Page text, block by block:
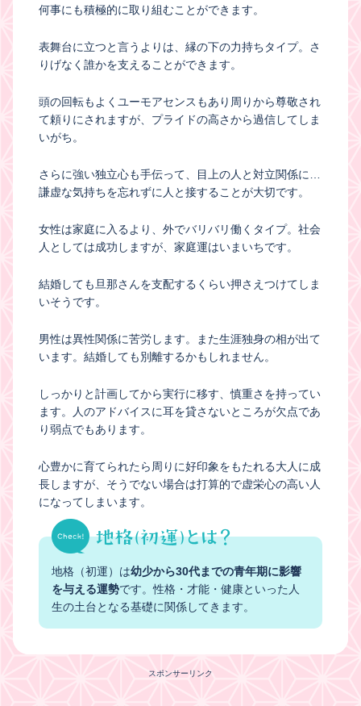
何事にも積極的に取り組むことができます。
表舞台に立つと言うよりは、縁の下の力持ちタイプ。さ
りげなく誰かを支えることができます。
頭の回転もよくユーモアセンスもあり周りから尊敬され
て頼りにされますが、プライドの高さから過信してしま
いがち。
さらに強い独立心も手伝って、目上の人と対立関係に…
謙虚な気持ちを忘れずに人と接することが大切です。
女性は家庭に入るより、外でバリバリ働くタイプ。社会
人としては成功しますが、家庭運はいまいちです。
結婚しても旦那さんを支配するくらい押さえつけてしま
いそうです。
男性は異性関係に苦労します。また生涯独身の相が出て
います。結婚しても別離するかもしれません。
しっかりと計画してから実行に移す、慎重さを持ってい
ます。人のアドバイスに耳を貸さないところが欠点であ
り弱点でもあります。
心豊かに育てられたら周りに好印象をもたれる大人に成
長しますが、そうでない場合は打算的で虚栄心の高い人
になってしまいます。
地格（初運）は幼少から30代までの青年期に影響
を与える運勢です。性格・才能・健康といった人
生の土台となる基礎に関係してきます。
スポンサーリンク